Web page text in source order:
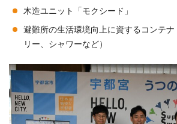
木造ユニット「モクシード」
避難所の生活環境向上に資するコンテ
リー、シャワーなど）